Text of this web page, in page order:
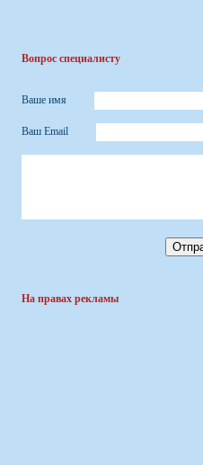
Вопрос специалисту
Ваше имя
Ваш Email
На правах рекламы